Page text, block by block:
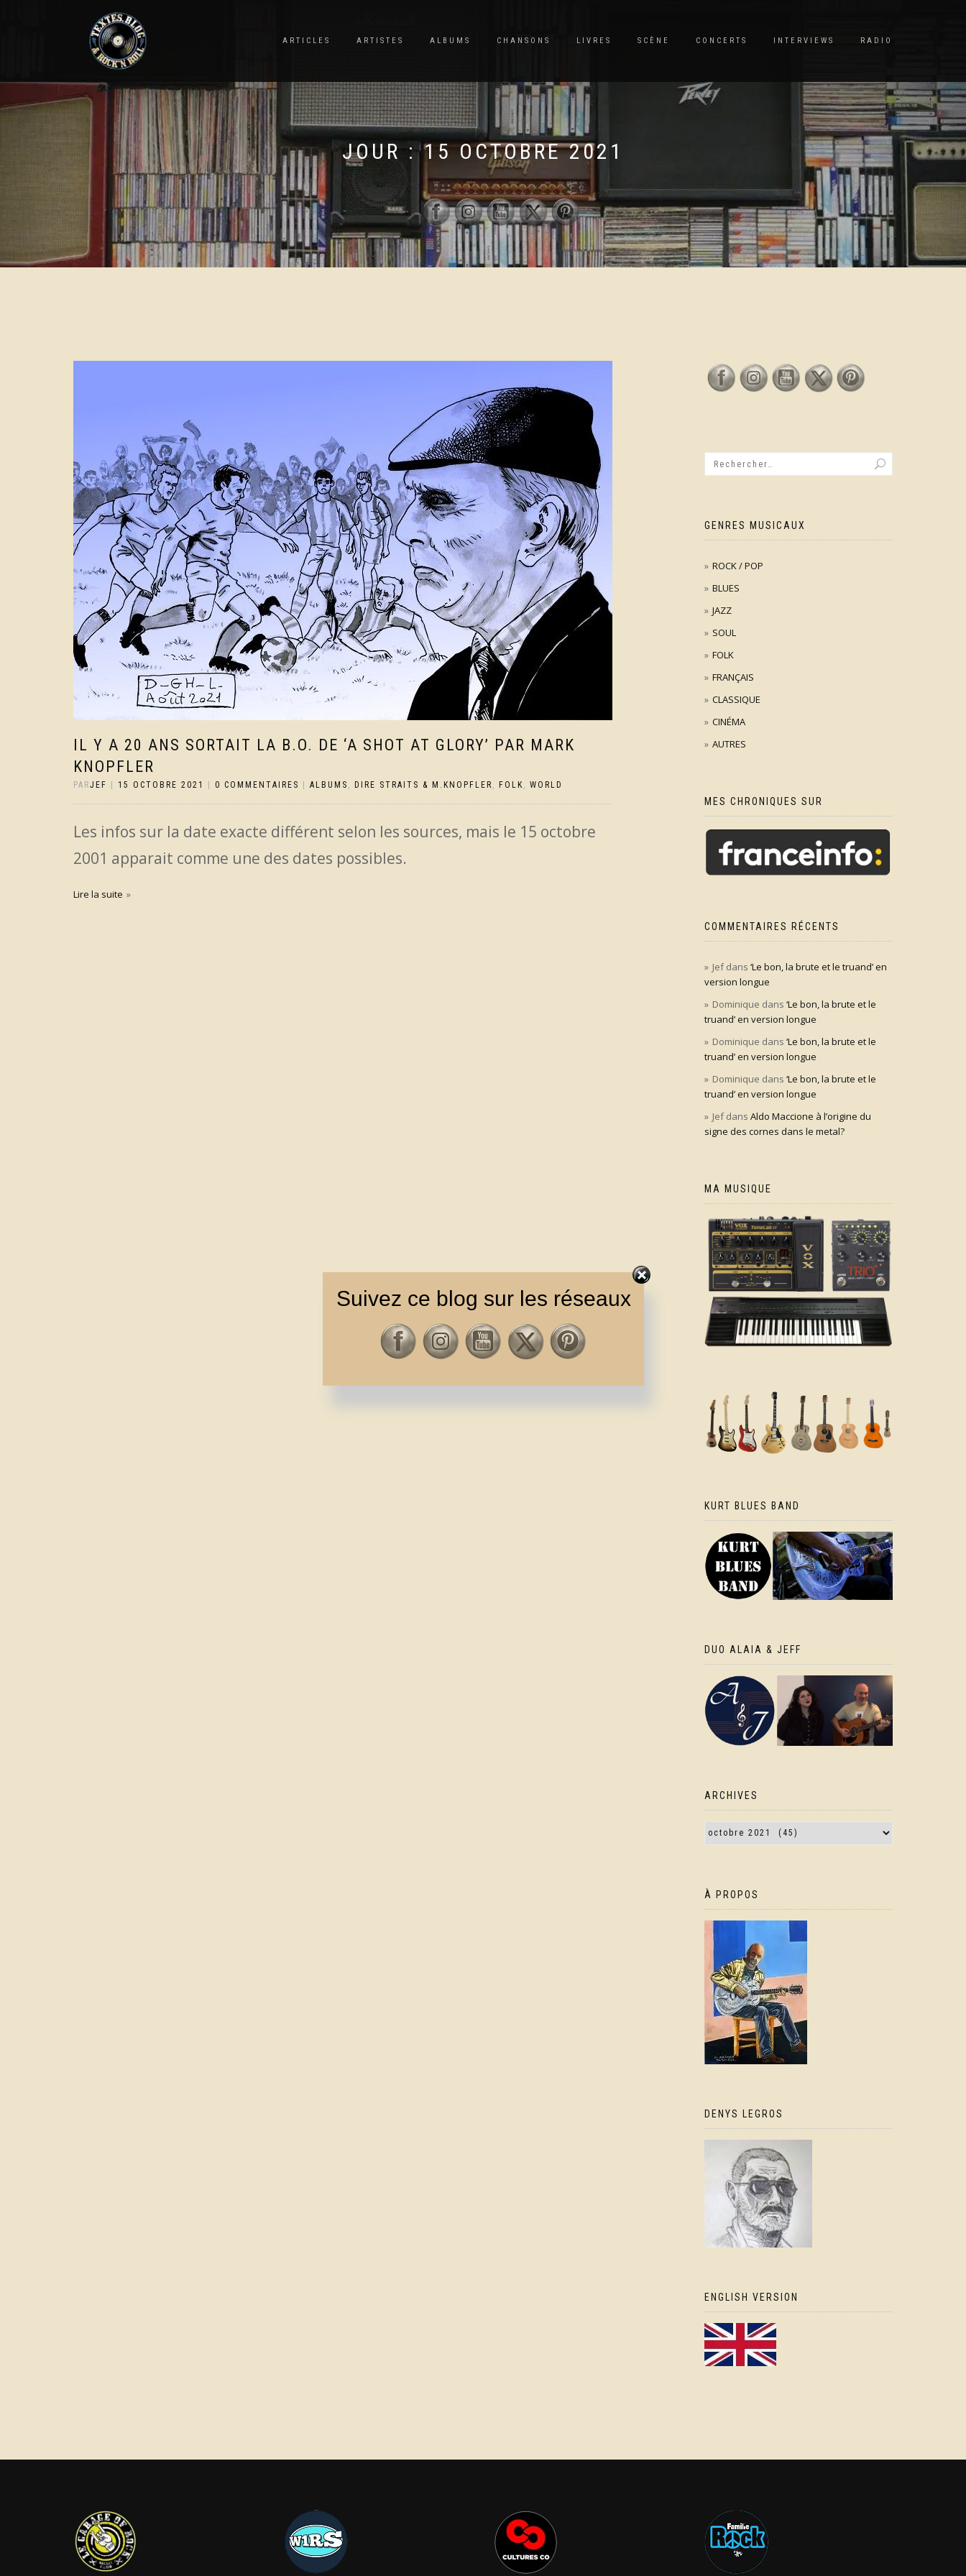
ARTICLES ARTISTES ALBUMS CHANSONS LIVRES SCÈNE CONCERTS INTERVIEWS RADIO
JOUR :15 OCTOBRE 2021
IL Y A 20 ANS SORTAIT LA B.O. DE ‘A SHOT AT GLORY’ PAR MARK
KNOPFLER
PARJEF 15 OCTOBRE 2021 0 COMMENTAIRES ALBUMS , DIRE STRAITS & M.KNOPFLER , FOLK, WORLD
Les infos sur la date exacte différent selon les sources, mais le 15 octobre
2001 apparait comme une des dates possibles.
Lire la suite
GENRES MUSICAUX
ROCK / POP
BLUES
JAZZ
SOUL
FOLK
FRANÇAIS
CLASSIQUE
CINÉMA
AUTRES
MES CHRONIQUES SUR
COMMENTAIRES RÉCENTS
Jefdans ‘Le bon, la brute et le truand’ en
version longue
Dominique dans ‘Le bon, la brute et le
truand’ en version longue
Dominique dans ‘Le bon, la brute et le
truand’ en version longue
Dominique dans ‘Le bon, la brute et le
truand’ en version longue
Jefdans Aldo Maccione à l’origine du
signe des cornes dans le metal?
MA MUSIQUE
KURT BLUES BAND
DUO ALAIA & JEFF
ARCHIVES
À PROPOS
DENYS LEGROS
ENGLISH VERSION
Suivez ce blog sur les réseaux